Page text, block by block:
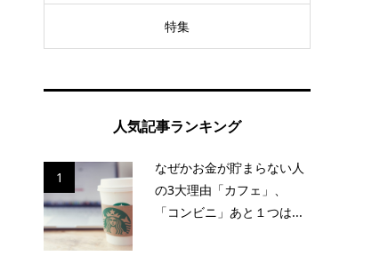
特集
人気記事ランキング
1
なぜかお金が貯まらない人
の3大理由「カフェ」、
「コンビニ」あと１つは...